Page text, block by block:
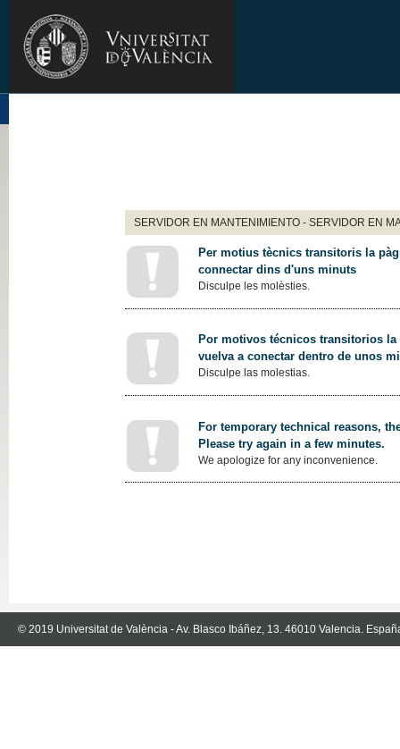
SERVIDOR EN MANTENIMIENTO - SERVIDOR EN
Per motius tècnics transitoris la
connectar dins d'uns minuts
Disculpe les molèsties.
Por motivos técnicos transitorios
vuelva a conectar dentro de unos
Disculpe las molestias.
For temporary technical reasons,
Please try again in a few minutes.
We apologize for any inconvenience.
© 2019 Universitat de València - Av. Blasco Ibáñez, 13. 46010 Valencia.